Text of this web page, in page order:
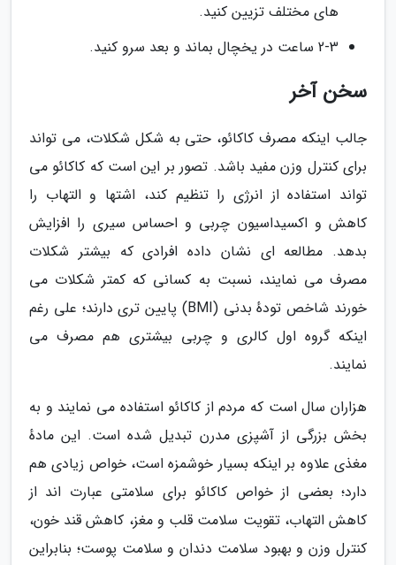
های مختلف تزیین کنید.
2-3 ساعت در یخچال بماند و بعد سرو کنید.
سخن آخر
جالب اینکه مصرف کاکائو، حتی به شکل شکلات، می تواند
برای کنترل وزن مفید باشد. تصور بر این است که کاکائو می
تواند استفاده از انرژی را تنظیم کند، اشتها و التهاب را
کاهش و اکسیداسیون چربی و احساس سیری را افزایش
بدهد. مطالعه ای نشان داده افرادی که بیشتر شکلات
مصرف می نمایند، نسبت به کسانی که کمتر شکلات می
خورند شاخص تودهٔ بدنی (BMI) پایین تری دارند؛ علی رغم
اینکه گروه اول کالری و چربی بیشتری هم مصرف می
نمایند.
هزاران سال است که مردم از کاکائو استفاده می نمایند و به
بخش بزرگی از آشپزی مدرن تبدیل شده است. این مادهٔ
مغذی علاوه بر اینکه بسیار خوشمزه است، خواص زیادی هم
دارد؛ بعضی از خواص کاکائو برای سلامتی عبارت اند از
کاهش التهاب، تقویت سلامت قلب و مغز، کاهش قند خون،
کنترل وزن و بهبود سلامت دندان و سلامت پوست؛ بنابراین